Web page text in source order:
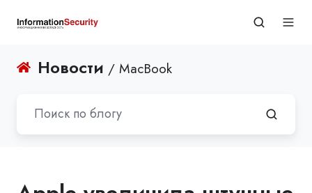
Новости / MacBook